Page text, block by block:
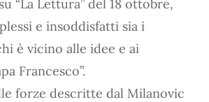
“La Lettura” del 18 ottobre,
e insoddisfatti sia i
è vicino alle idee e ai
Francesco”.
forze descritte dal Milanovic